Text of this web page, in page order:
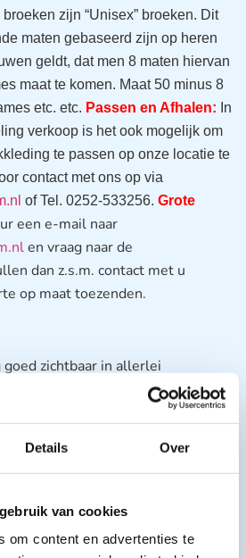
Details Over
van cookies
om content en advertenties te
zijn “Unisex” broeken. Dit
maten gebaseerd zijn op heren
geldt, dat men 8 maten hiervan
maat te komen. Maat 50 minus 8
etc. etc. Passen en Afhalen: In
verkoop is het ook mogelijk om
te passen op onze locatie te
contact met ons op via
of Tel. 0252-533256. Grote
een e-mail naar
en vraag naar de
dan z.s.m. contact met u
op maat toezenden.
zichtbaar in allerlei